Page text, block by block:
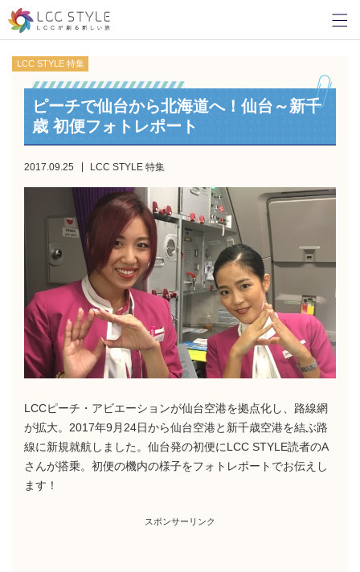
LCC STYLE 特集
ピーチで仙台から北海道へ！仙台～新千
歳 初便フォトレポート
2017.09.25 LCC STYLE 特集
LCCピーチ・アビエーションが仙台空港を拠点化し、路線網
が拡大。2017年9月24日から仙台空港と新千歳空港を結ぶ路
線に新規就航しました。仙台発の初便にLCC STYLE読者のA
さんが搭乗。初便の機内の様子をフォトレポートでお伝えし
ます！
スポンサーリンク